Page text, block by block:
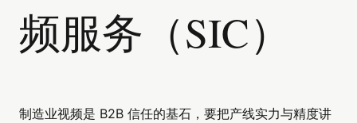
频服务（SIC）
制造业视频是 B2B 信任的基石，要把产线实力与精度讲